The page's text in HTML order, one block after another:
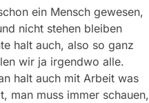
ein Mensch gewesen,
nicht stehen bleiben
halt auch, also so ganz
wir ja irgendwo alle.
halt auch mit Arbeit was
man muss immer schauen,